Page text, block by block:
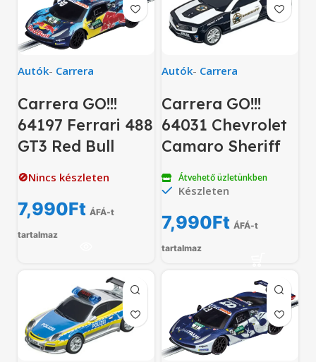
Autók- Carrera
Carrera GO!!!
64197 Ferrari 488
GT3 Red Bull
🚫Nincs készleten
7,990Ft ÁFÁ-t
tartalmaz
Autók- Carrera
Carrera GO!!!
64031 Chevrolet
Camaro Sheriff
Átvehető üzletünkben
Készleten
7,990Ft ÁFÁ-t
tartalmaz